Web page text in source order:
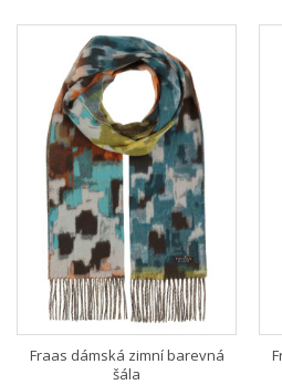
Fraas dámská zimní barevná
šála